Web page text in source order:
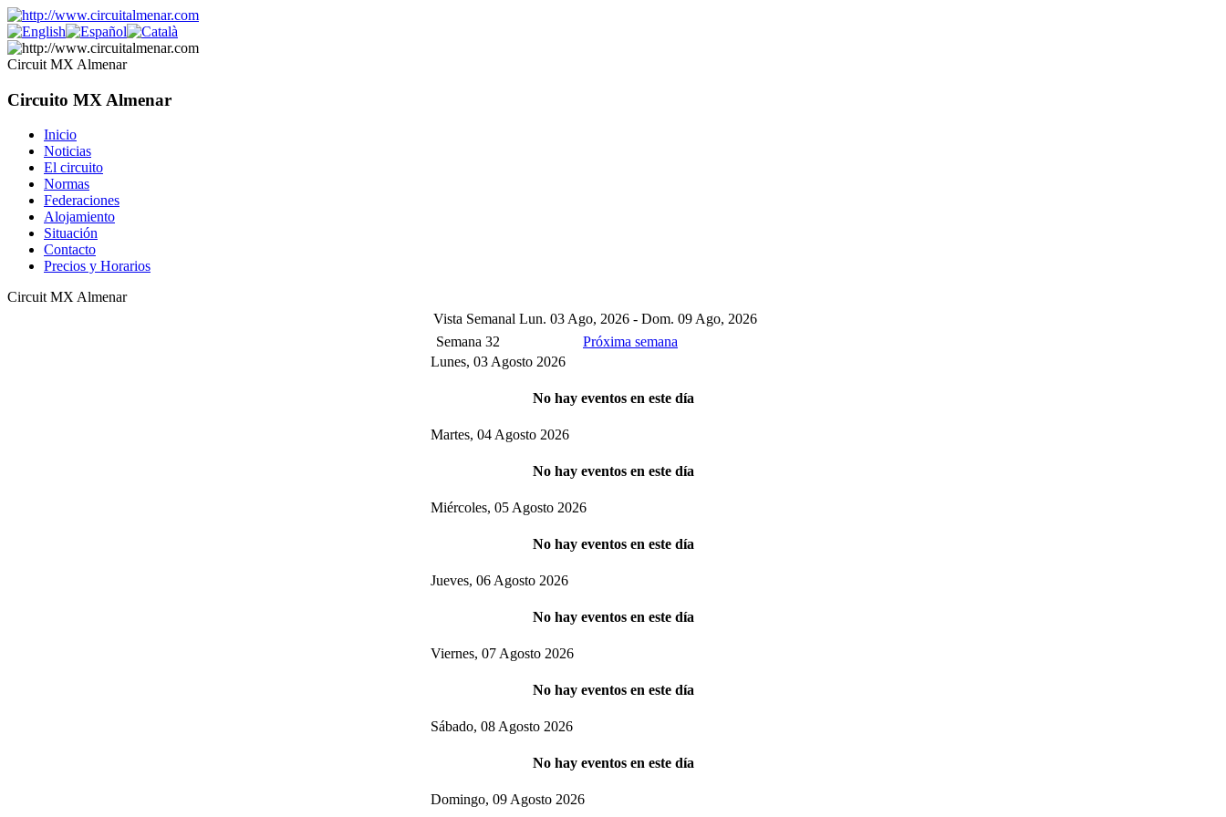
Circuit MX Almenar
Circuito MX Almenar
Inicio
Noticias
El circuito
Normas
Federaciones
Alojamiento
Situación
Contacto
Precios y Horarios
Circuit MX Almenar
Vista Semanal Lun. 03 Ago, 2026 - Dom. 09 Ago, 2026
Semana 32
Próxima semana
Lunes, 03 Agosto 2026
No hay eventos en este día
Martes, 04 Agosto 2026
No hay eventos en este día
Miércoles, 05 Agosto 2026
No hay eventos en este día
Jueves, 06 Agosto 2026
No hay eventos en este día
Viernes, 07 Agosto 2026
No hay eventos en este día
Sábado, 08 Agosto 2026
No hay eventos en este día
Domingo, 09 Agosto 2026